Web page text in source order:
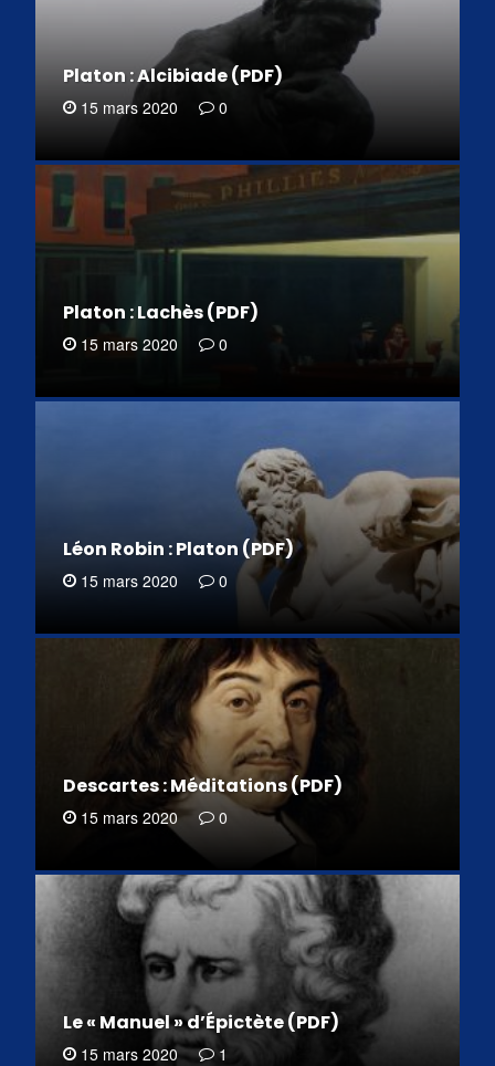
Platon : Alcibiade (PDF)
15 mars 2020 0
Platon : Lachès (PDF)
15 mars 2020 0
Léon Robin : Platon (PDF)
15 mars 2020 0
Descartes : Méditations (PDF)
15 mars 2020 0
Le « Manuel » d’Épictète (PDF)
15 mars 2020 1